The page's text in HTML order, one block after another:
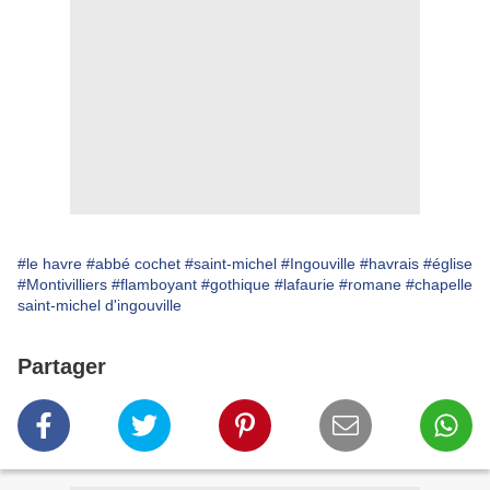
#le havre #abbé cochet #saint-michel #Ingouville #havrais #église
#Montivilliers #flamboyant #gothique #lafaurie #romane #chapelle
saint-michel d'ingouville
Partager